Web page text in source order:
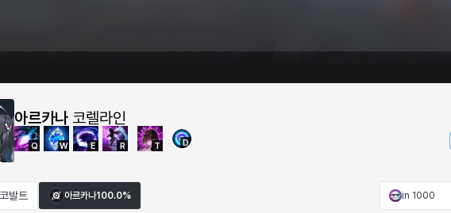
아르카나 코렐라인
Q W E R T D
코발트 아르카나100.0% in 1000